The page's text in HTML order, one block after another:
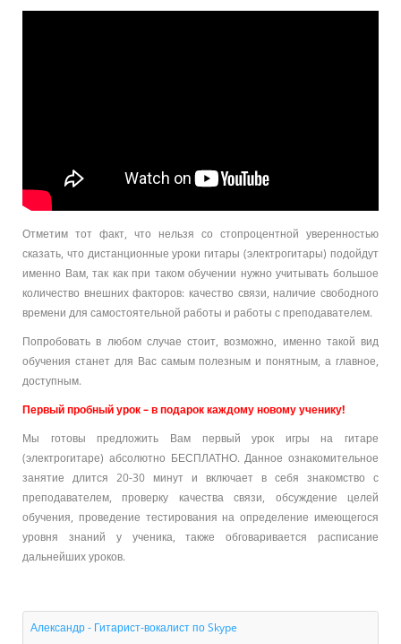
Отметим тот факт, что нельзя со стопроцентной уверенностью
сказать, что дистанционные уроки гитары (электрогитары) подойдут
именно Вам, так как при таком обучении нужно учитывать большое
количество внешних факторов: качество связи, наличие свободного
времени для самостоятельной работы и работы с преподавателем.
Попробовать в любом случае стоит, возможно, именно такой вид
обучения станет для Вас самым полезным и понятным, а главное,
доступным.
Первый пробный урок – в подарок каждому новому ученику!
Мы готовы предложить Вам первый урок игры на гитаре
(электрогитаре) абсолютно БЕСПЛАТНО. Данное ознакомительное
занятие длится 20-30 минут и включает в себя знакомство с
преподавателем, проверку качества связи, обсуждение целей
обучения, проведение тестирования на определение имеющегося
уровня знаний у ученика, также обговаривается расписание
дальнейших уроков.
Александр - Гитарист-вокалист по Skype